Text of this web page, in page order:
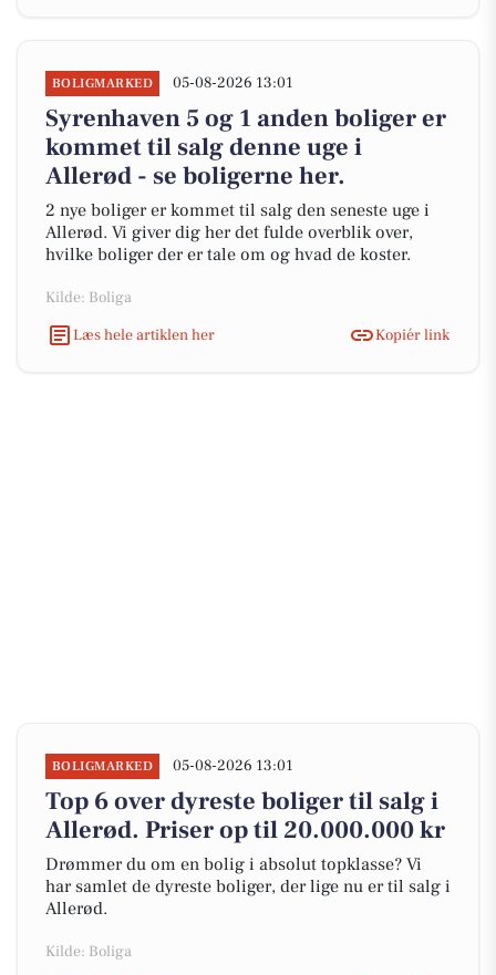
BOLIGMARKED 05-08-2026 13:01
Syrenhaven 5 og 1 anden boliger er
kommet til salg denne uge i
Allerød - se boligerne her.
2 nye boliger er kommet til salg den seneste uge i
Allerød. Vi giver dig her det fulde overblik over,
hvilke boliger der er tale om og hvad de koster.
Kilde: Boliga
Læs hele artiklen her
Kopiér link
BOLIGMARKED 05-08-2026 13:01
Top 6 over dyreste boliger til salg i
Allerød. Priser op til 20.000.000 kr
Drømmer du om en bolig i absolut topklasse? Vi
har samlet de dyreste boliger, der lige nu er til salg i
Allerød.
Kilde: Boliga